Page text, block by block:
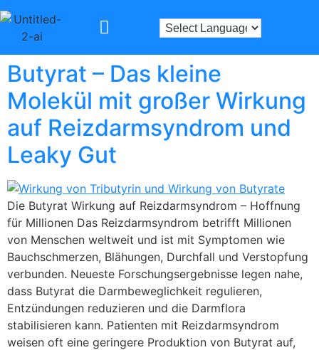
Butyrat – Das kleine
Molekül mit großer Wirkung
auf Reizdarmsyndrom und
Leaky Gut
Die Butyrat Wirkung auf Reizdarmsyndrom – Hoffnung
für Millionen Das Reizdarmsyndrom betrifft Millionen
von Menschen weltweit und ist mit Symptomen wie
Bauchschmerzen, Blähungen, Durchfall und Verstopfung
verbunden. Neueste Forschungsergebnisse legen nahe,
dass Butyrat die Darmbeweglichkeit regulieren,
Entzündungen reduzieren und die Darmflora
stabilisieren kann. Patienten mit Reizdarmsyndrom
weisen oft eine geringere Produktion von Butyrat auf,